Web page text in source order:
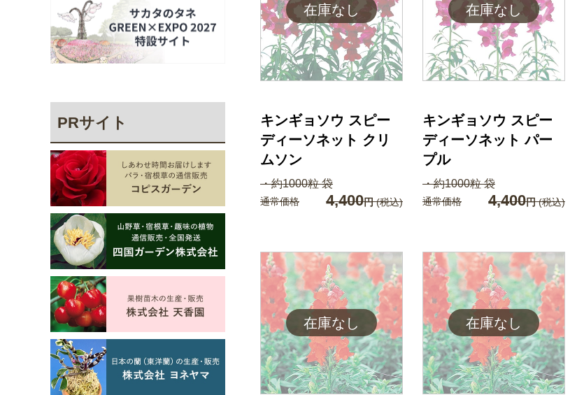
PRサイト
キンギョソウ スピー
ディーソネット クリ
ムソン
・約1000粒 袋
通常価格 4,400円(税込)
キンギョソウ スピー
ディーソネット パー
プル
・約1000粒 袋
通常価格 4,400円(税込)